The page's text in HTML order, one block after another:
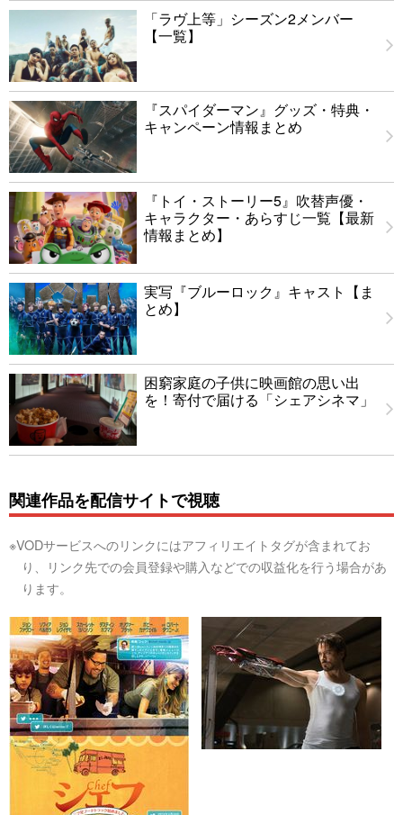
「ラヴ上等」シーズン2メンバー
【一覧】
『スパイダーマン』グッズ・特典・
キャンペーン情報まとめ
『トイ・ストーリー5』吹替声優・
キャラクター・あらすじ一覧【最新
情報まとめ】
実写『ブルーロック』キャスト【ま
とめ】
困窮家庭の子供に映画館の思い出
を！寄付で届ける「シェアシネマ」
関連作品を配信サイトで視聴
※VODサービスへのリンクにはアフィリエイトタグが含まれてお
り、リンク先での会員登録や購入などでの収益化を行う場合があ
ります。